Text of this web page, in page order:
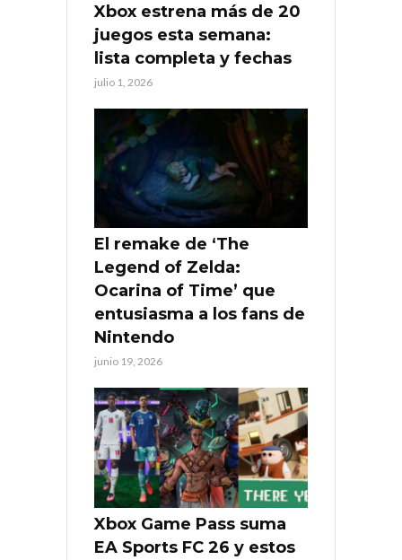
Xbox estrena más de 20
juegos esta semana:
lista completa y fechas
julio 1, 2026
El remake de ‘The
Legend of Zelda:
Ocarina of Time’ que
entusiasma a los fans de
Nintendo
junio 19, 2026
Xbox Game Pass suma
EA Sports FC 26 y estos